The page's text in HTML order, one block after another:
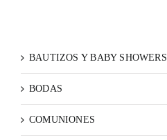
BAUTIZOS Y BABY SHOWERS
BODAS
COMUNIONES